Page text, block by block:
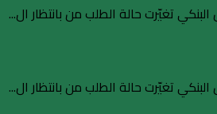
البنكي تغيّرت حالة الطلب من بانتظار ال...
البنكي تغيّرت حالة الطلب من بانتظار ال...